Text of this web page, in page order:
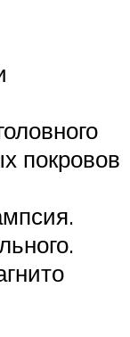
покровов